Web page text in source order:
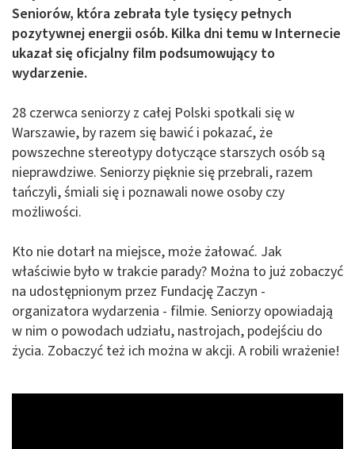
Seniorów, która zebrała tyle tysięcy pełnych
pozytywnej energii osób. Kilka dni temu w Internecie
ukazał się oficjalny film podsumowujący to
wydarzenie.
28 czerwca seniorzy z całej Polski spotkali się w
Warszawie, by razem się bawić i pokazać, że
powszechne stereotypy dotyczące starszych osób są
nieprawdziwe. Seniorzy pięknie się przebrali, razem
tańczyli, śmiali się i poznawali nowe osoby czy
możliwości.
Kto nie dotarł na miejsce, może żałować. Jak
właściwie było w trakcie parady? Można to już zobaczyć
na udostępnionym przez Fundację Zaczyn -
organizatora wydarzenia - filmie. Seniorzy opowiadają
w nim o powodach udziału, nastrojach, podejściu do
życia. Zobaczyć też ich można w akcji. A robili wrażenie!